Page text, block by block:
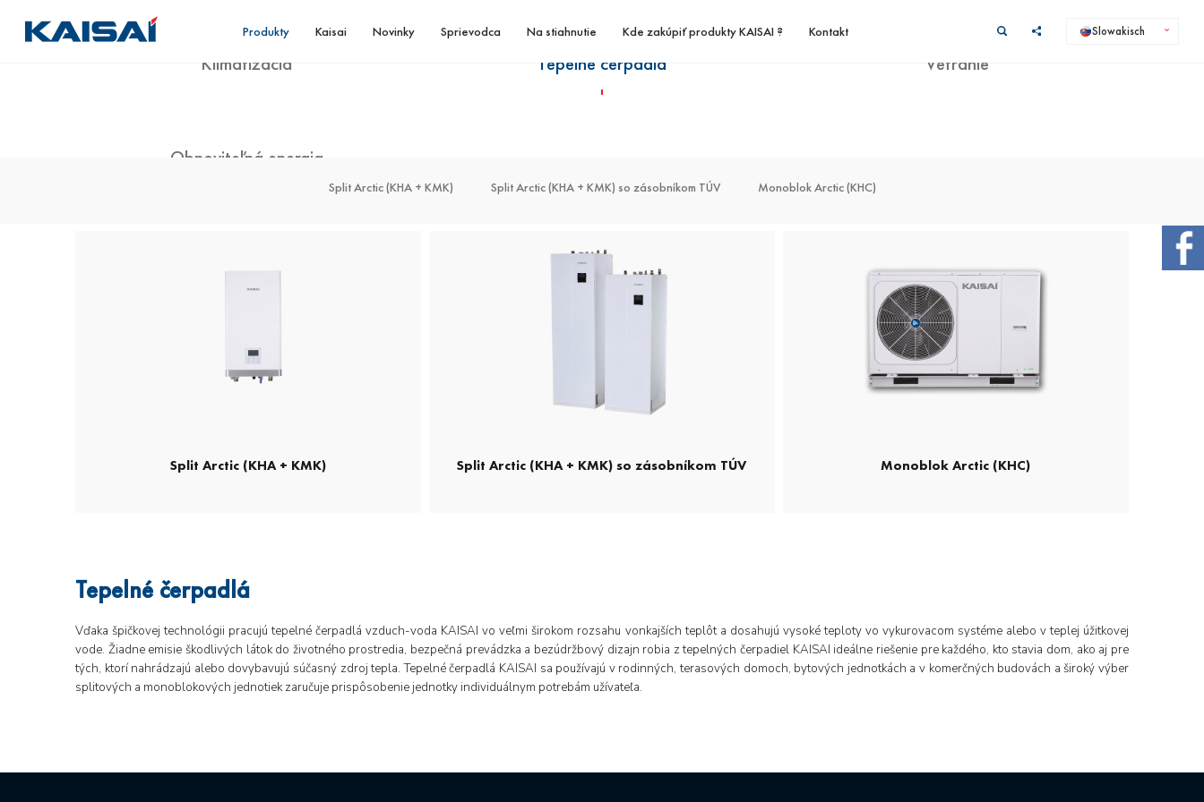
Produkty Kaisai Novinky Sprievodca Na stiahnutie Kde zakúpiť produkty KAISAI ? Kontakt Slowakisch
Klimatizácia Tepelné čerpadlá Vetranie
Obnoviteľná energia
Mobilné klimatizácie
Split Arctic (KHA + KMK) Split Arctic (KHA + KMK) so zásobníkom TÚV Monoblok Arctic (KHC)
Rekuperačné jednotky Vzduchové clony
Fotovoltické panely Fotovoltické invertory
Split Arctic (KHA + KMK) Split Arctic (KHA + KMK) so zásobníkom TÚV Monoblok Arctic (KHC)
Tepelné čerpadlá
Vďaka špičkovej technológii pracujú tepelné čerpadlá vzduch-voda KAISAI vo veľmi širokom rozsahu vonkajších teplôt a dosahujú vysoké teploty vo vykurovacom systéme alebo v teplej úžitkovej
vode. Žiadne emisie škodlivých látok do životného prostredia, bezpečná prevádzka a bezúdržbový dizajn robia z tepelných čerpadiel KAISAI ideálne riešenie pre každého, kto stavia dom, ako aj pre
tých, ktorí nahrádzajú alebo dovybavujú súčasný zdroj tepla. Tepelné čerpadlá KAISAI sa používajú v rodinných, terasových domoch, bytových jednotkách a v komerčných budovách a široký výber
splitových a monoblokových jednotiek zaručuje prispôsobenie jednotky individuálnym potrebám užívateľa.